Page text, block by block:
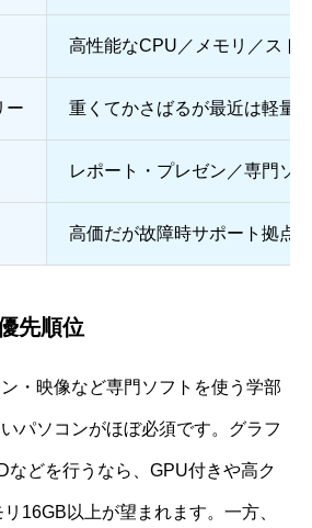
高性能なCPU／メモリ／スト
ー 重くてかさばるが最近は軽量
レポート・プレゼン／専門ソ
高価だが故障時サポート拠点
先順位
・映像など専門ソフトを使う学部
パソコンがほぼ必須です。グラフ
などを行うなら、GPU付きや高ク
16GB以上が望まれます。一方、